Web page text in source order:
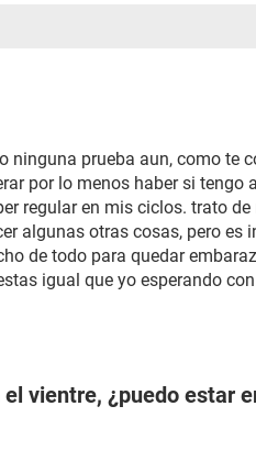
ninguna prueba aun, como te
por lo menos haber si tengo
regular en mis ciclos. trato
algunas otras cosas, pero es
de todo para quedar
igual que yo esperando
vientre, ¿puedo estar